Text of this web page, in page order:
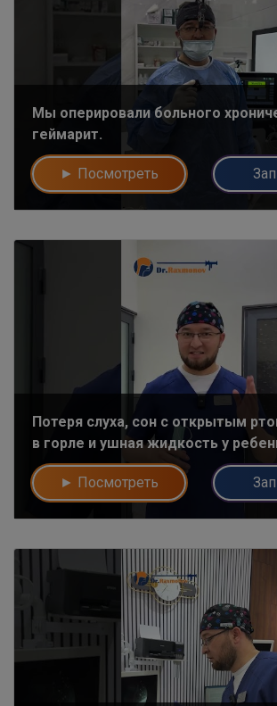
Мы оперировали больного
геймарит.
► Посмотреть
Потеря слуха, сон с открытым
в горле и ушная жидкость у
► Посмотреть